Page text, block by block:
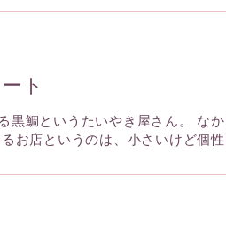
ト
黒鯛というたいやき屋さん。 な
お店というのは、小さいけど個